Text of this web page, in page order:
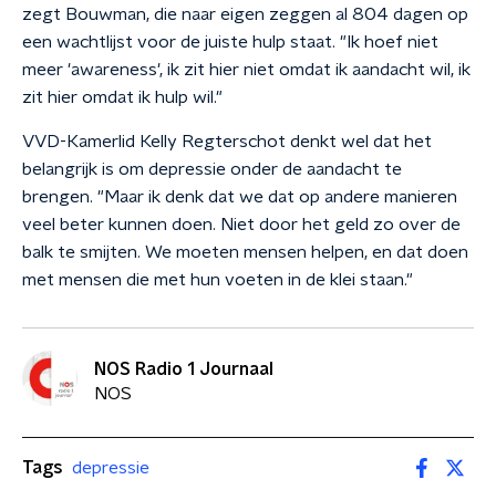
zegt Bouwman, die naar eigen zeggen al 804 dagen op
een wachtlijst voor de juiste hulp staat. "Ik hoef niet
meer 'awareness', ik zit hier niet omdat ik aandacht wil, ik
zit hier omdat ik hulp wil."
VVD-Kamerlid Kelly Regterschot denkt wel dat het
belangrijk is om depressie onder de aandacht te
brengen. "Maar ik denk dat we dat op andere manieren
veel beter kunnen doen. Niet door het geld zo over de
balk te smijten. We moeten mensen helpen, en dat doen
met mensen die met hun voeten in de klei staan."
NOS Radio 1 Journaal
NOS
Tags depressie